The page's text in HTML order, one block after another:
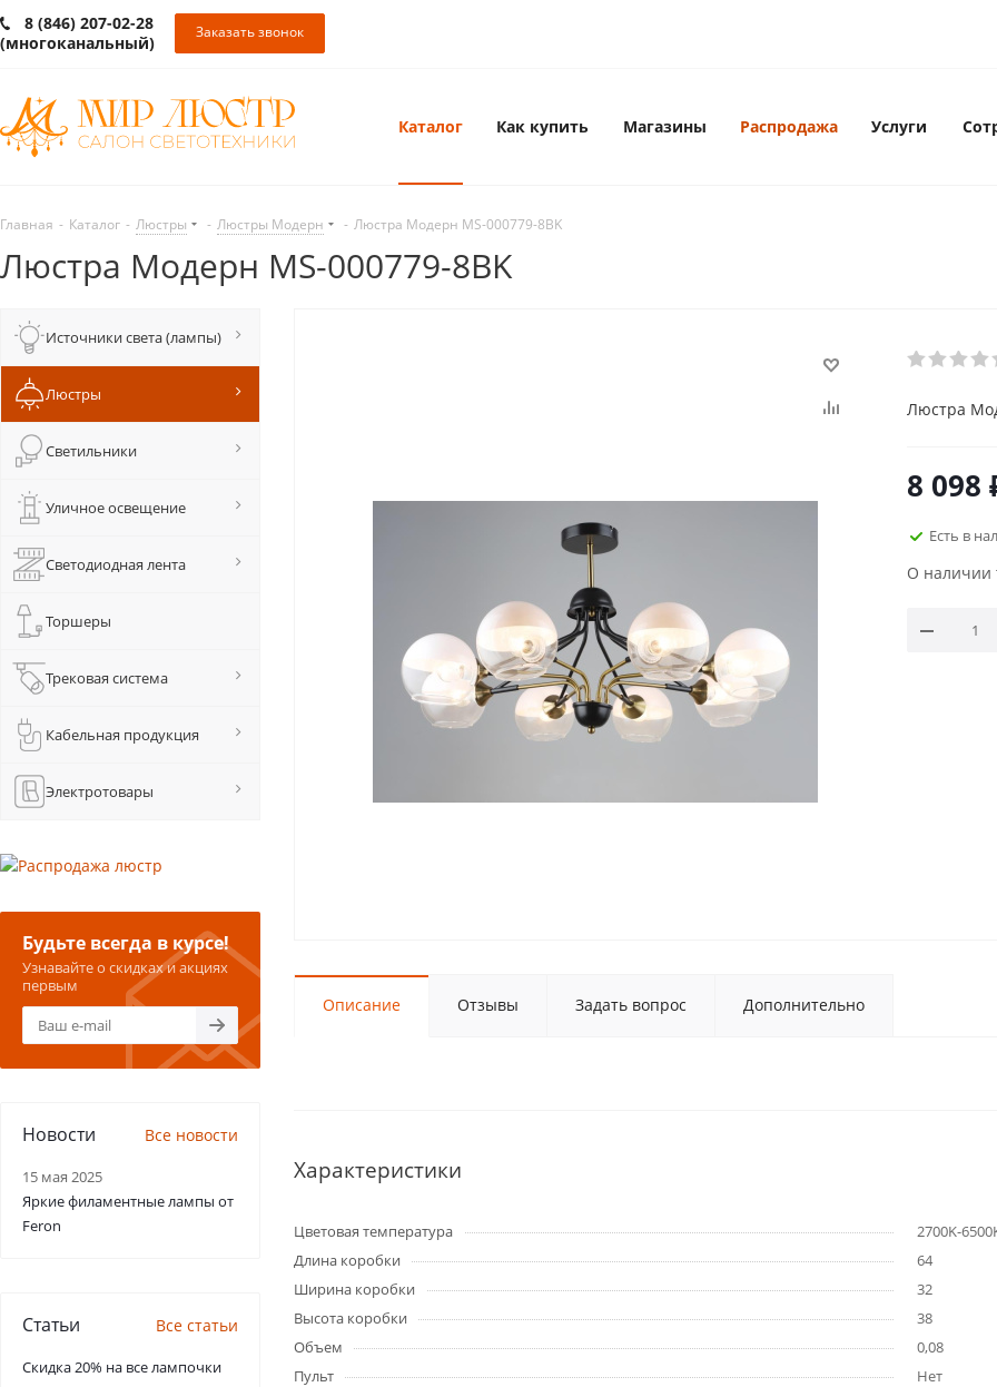
8 (846) 207-02-28
(многоканальный)
Заказать звонок
Каталог Как купить Магазины Распродажа Услуги
Главная - Каталог - Люстры - Люстры Модерн - Люстра Модерн MS-000779-8BK
Люстра Модерн MS-000779-8BK
Люстра
8 098
Есть в
О наличии
Описание Отзывы Задать вопрос Дополнительно
Характеристики
Цветовая температура
2700K-
Длина коробки
64
Ширина коробки
32
Высота коробки
38
Объем
0,08
Пульт
Нет
Источники света (лампы)
Люстры
Светильники
Уличное освещение
Светодиодная лента
Торшеры
Трековая система
Кабельная продукция
Электротовары
Будьте всегда в курсе!
Узнавайте о скидках и акциях
первым
Новости Все новости
15 мая 2025
Яркие филаментные лампы от
Feron
Статьи Все статьи
Скидка 20% на все лампочки